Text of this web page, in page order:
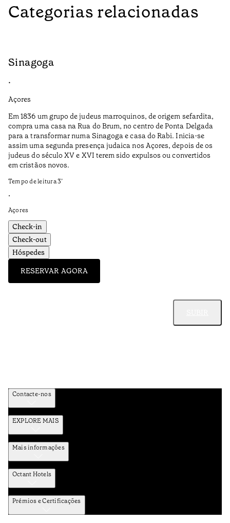
Categorias relacionadas
Sinagoga
•
Açores
Em 1836 um grupo de judeus marroquinos, de origem sefardita,
compra uma casa na Rua do Brum, no centro de Ponta Delgada
para a transformar numa Sinagoga e casa do Rabi. Inicia-se
assim uma segunda presença judaica nos Açores, depois de os
judeus do século XV e XVI terem sido expulsos ou convertidos
em cristãos novos.
Tempo de leitura3’
•
Açores
Check-in
Check-out
Hóspedes
RESERVAR AGORA
Contacte-nos
EXPLORE MAIS
Mais informações
Octant Hotels
Prémios e Certificações